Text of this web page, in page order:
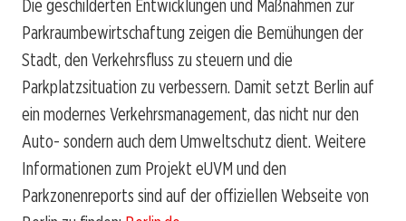
Die geschilderten Entwicklungen und Maßnahmen zur
Parkraumbewirtschaftung zeigen die Bemühungen der
Stadt, den Verkehrsfluss zu steuern und die
Parkplatzsituation zu verbessern. Damit setzt Berlin auf
ein modernes Verkehrsmanagement, das nicht nur den
Auto- sondern auch dem Umweltschutz dient. Weitere
Informationen zum Projekt eUVM und den
Parkzonenreports sind auf der offiziellen Webseite von